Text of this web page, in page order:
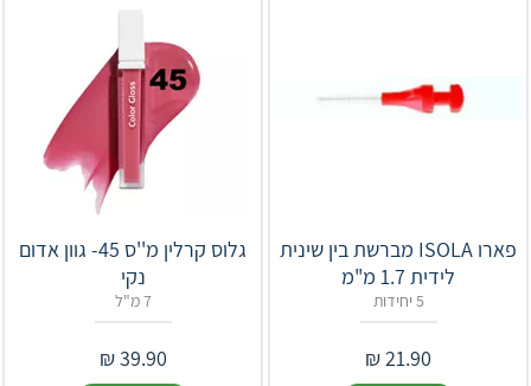
פארו ISOLA מברשת בין שינית
לידית 1.7 מ"מ
5 יחידות
21.90
₪
גלוס קרלין מ''ס 45- גוון אדום
נקי
7 מ"ל
39.90
₪